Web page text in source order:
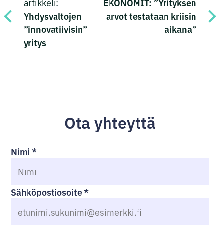
artikkeli:
Yhdysvaltojen
”innovatiivisin”
yritys
EKONOMIT: ”Yrityksen
arvot testataan kriisin
aikana”
Ota yhteyttä
Nimi*
Sähköpostiosoite*